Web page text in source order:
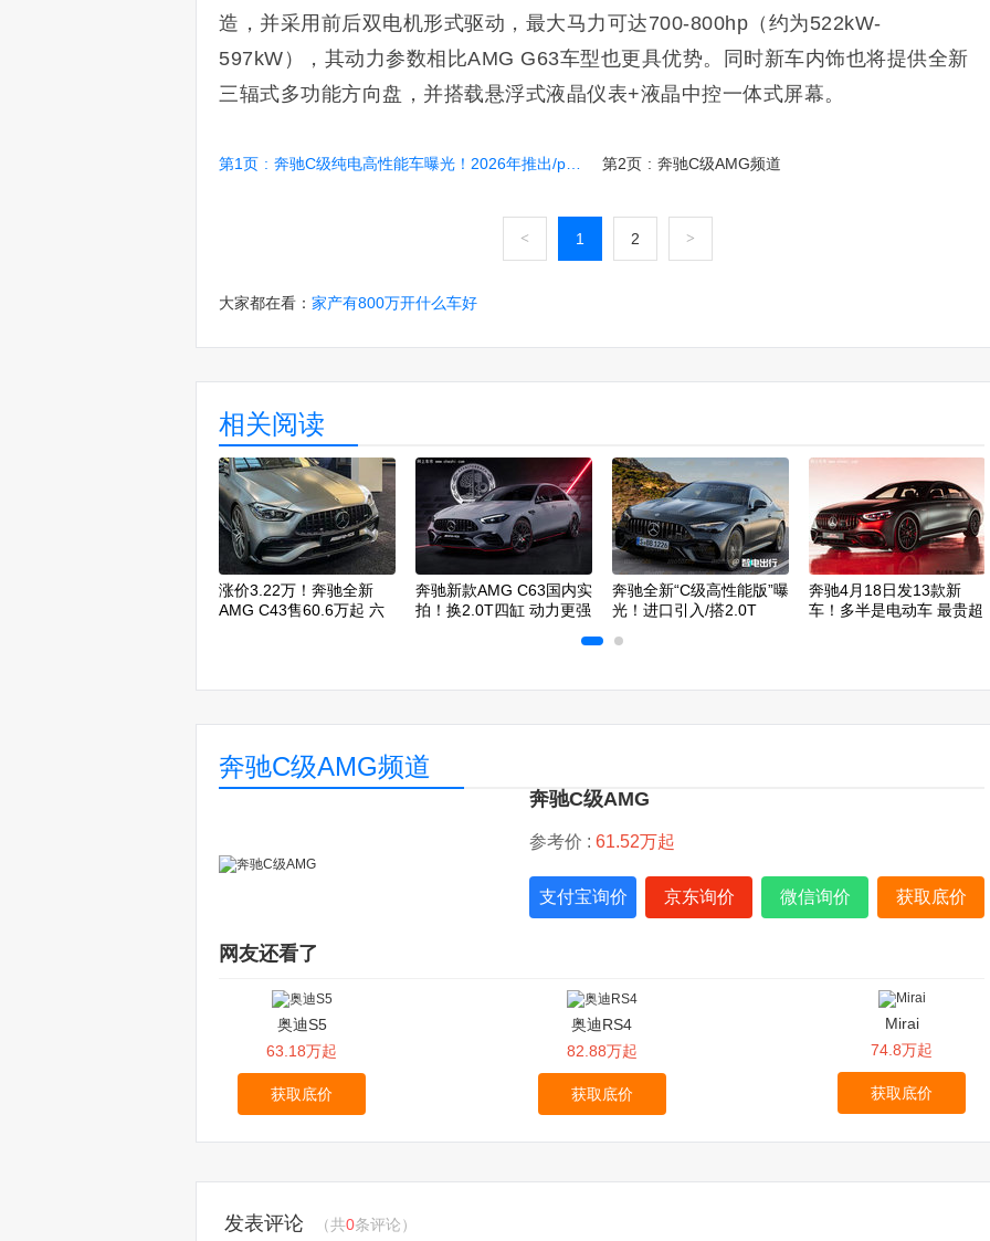
造，并采用前后双电机形式驱动，最大马力可达700-800hp（约为522kW-
597kW），其动力参数相比AMG G63车型也更具优势。同时新车内饰也将提供全新
三辐式多功能方向盘，并搭载悬浮式液晶仪表+液晶中控一体式屏幕。
第1页 : 奔驰C级纯电高性能车曝光！2026年推出/pk M3纯电版 第2页 : 奔驰C级AMG频道
< 1 2 >
大家都在看： 家产有800万开什么车好
相关阅读
涨价3.22万！奔驰全新
AMG C43售60.6万起 六
奔驰新款AMG C63国内实
拍！换2.0T四缸 动力更强
奔驰全新“C级高性能版”曝
光！进口引入/搭2.0T
奔驰4月18日发13款新
车！多半是电动车 最贵超
奔驰C级AMG频道
奔驰C级AMG
参考价 : 61.52万起
支付宝询价 京东询价 微信询价 获取底价
网友还看了
奥迪S5
63.18万起
获取底价
奥迪RS4
82.88万起
获取底价
Mirai
74.8万起
获取底价
发表评论 （共0条评论）